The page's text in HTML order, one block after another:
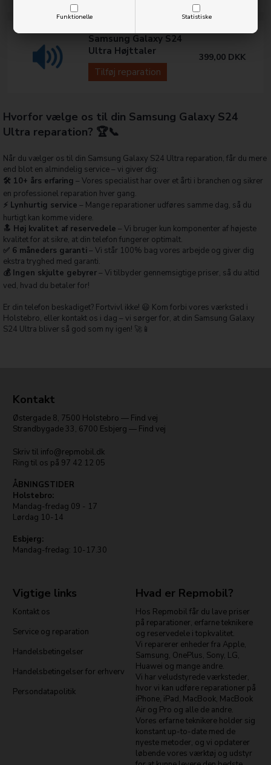
Funktionelle Statistiske
Samsung Galaxy S24
Ultra Højttaler
Tilføj reparation
399,00 DKK
Hvorfor vælge os til din Samsung Galaxy S24
Ultra reparation? 🏆📞
Når du vælger os til din Samsung Galaxy S24 Ultra reparation, får du mere
end blot en almindelig service – vi giver dig:
🛠️ 10+ års erfaring – Vores specialist har over et årti i branchen og sikrer
en professionel reparation hver gang.
⚡ Lynhurtig service – Mange reparationer udføres samme dag, så du
hurtigt kan komme videre.
🔝 Høj kvalitet af reservedele – Vi bruger kun komponenter af højeste
kvalitet for at sikre, at din telefon fungerer optimalt.
✅ 6 måneders garanti– Vi står 100% bag vores arbejde og giver dig
ekstra tryghed med garanti.
💰 Ingen skjulte gebyrer– Vi tilbyder gennemsigtige priser, så du altid
ved, hvad du betaler for!
Er din telefon beskadiget? Fortvivl ikke! 😃 Kom forbi vores værksted i
Holstebro, eller kontakt os i dag – vi sørger for, at din Samsung Galaxy
S24 Ultra bliver så god som ny igen! 🚀📱
Kontakt
Østergade 8, 7500 Holstebro — Find vej
Strandbygade 33, 6700 Esbjerg — Find vej
Skriv til info@repmobil.dk
Ring til os på 97 42 12 05
ÅBNINGSTIDER
Holstebro:
Mandag-fredag 09 - 17
Lørdag 10-14
Esbjerg:
Mandag-fredag: 10-17.30
Vigtige links
Kontakt os
Service og reparation
Handelsbetingelser
Handelsbetingelser for erhverv
Persondatapolitik
Hvad er Repmobil?
Hos Repmobil får du lave priser
på reparationer, erfarne teknikere
og reservedele i topkvalitet.
Vi reparerer enheder fra Apple,
Samsung, OnePlus, Sony, LG,
Huawei og mange andre.
Vi har veludstyrede værksteder,
hvor vi kan udføre reparationer på
iPhone, iPad, MacBook, MacBook
Air og Pro og alle de andre.
Vores erfarne teknikere holder sig
konstant up-to-date med de
nyeste metoder, og vi opdaterer
løbende vores værktøj og udstyr